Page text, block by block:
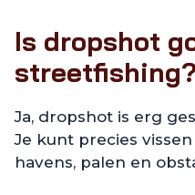
Is dropshot
streetfishing?
Ja, dropshot is erg
Je kunt precies
havens, palen en